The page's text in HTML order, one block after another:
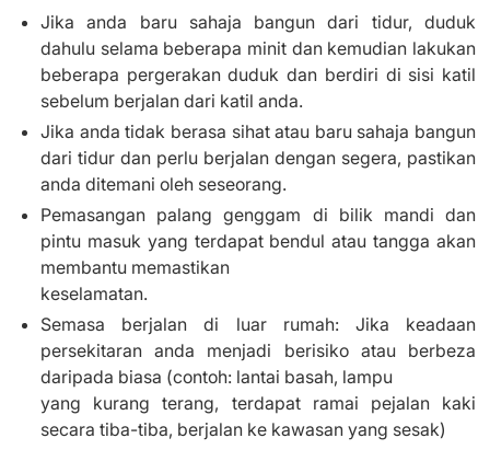
Jika anda baru sahaja bangun dari tidur, duduk
dahulu selama beberapa minit dan kemudian lakukan
beberapa pergerakan duduk dan berdiri di sisi katil
sebelum berjalan dari katil anda.
Jika anda tidak berasa sihat atau baru sahaja bangun
dari tidur dan perlu berjalan dengan segera, pastikan
anda ditemani oleh seseorang.
Pemasangan palang genggam di bilik mandi dan
pintu masuk yang terdapat bendul atau tangga akan
membantu memastikan
keselamatan.
Semasa berjalan di luar rumah: Jika keadaan
persekitaran anda menjadi berisiko atau berbeza
daripada biasa (contoh: lantai basah, lampu
yang kurang terang, terdapat ramai pejalan kaki
secara tiba-tiba, berjalan ke kawasan yang sesak)